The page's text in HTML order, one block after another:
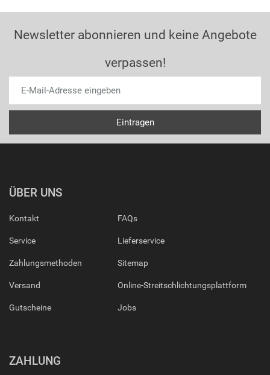
Newsletter abonnieren und keine Angebote
verpassen!
ÜBER UNS
Kontakt
Service
Zahlungsmethoden
Versand
Gutscheine
FAQs
Lieferservice
Sitemap
Online-Streitschlichtungsplattform
Jobs
ZAHLUNG